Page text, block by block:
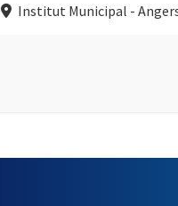
Institut Municipal -